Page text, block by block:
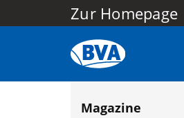
Zur Homepage
Magazine